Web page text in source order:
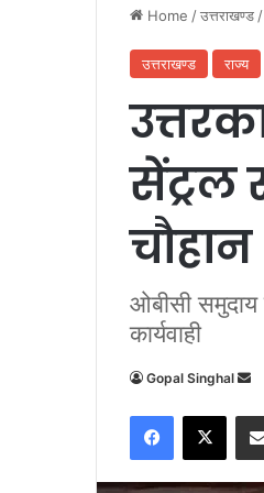
Home /उत्तराखण्ड /
उत्तराखण्ड राज्य
सेंट्रल
चौहान
ओबीसी समुदाय
कार्यवाही
Gopal Singhal
n
d
a